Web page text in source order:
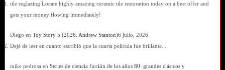
tile reglazing Locate highly amazing ceramic tile restoration today on a best offer and
gets your money flowing immediately!
Diego en Toy Story 5 (2026. Andrew Stanton)6 julio, 2026
Dejé de leer en cuanto escribió que la cuarta película fue brillante...
mike pedrosa en Series de ciencia ficción de los años 80: grandes clásicos y